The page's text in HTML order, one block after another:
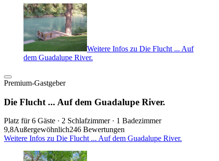
Weitere Infos zu Die Flucht ... Auf
dem Guadalupe River.
Premium-Gastgeber
Die Flucht ... Auf dem Guadalupe River.
Platz für 6 Gäste · 2 Schlafzimmer · 1 Badezimmer
9,8Außergewöhnlich246 Bewertungen
Weitere Infos zu Die Flucht ... Auf dem Guadalupe River.